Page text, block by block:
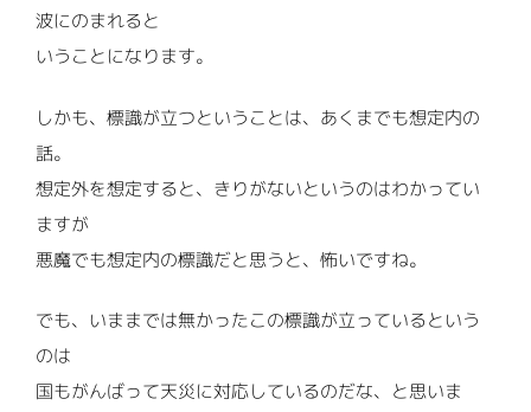
波にのまれると
いうことになります。
しかも、標識が立つということは、あくまでも想定内の
話。
想定外を想定すると、きりがないというのはわかってい
ますが
悪魔でも想定内の標識だと思うと、怖いですね。
でも、いままでは無かったこの標識が立っているという
のは
国もがんばって天災に対応しているのだな、と思いま